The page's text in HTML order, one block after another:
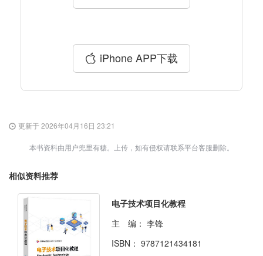
iPhone APP下载
更新于 2026年04月16日 23:21
本书资料由用户兜里有糖。上传，如有侵权请联系平台客服删除。
相似资料推荐
电子技术项目化教程
主 编： 李锋
ISBN： 9787121434181